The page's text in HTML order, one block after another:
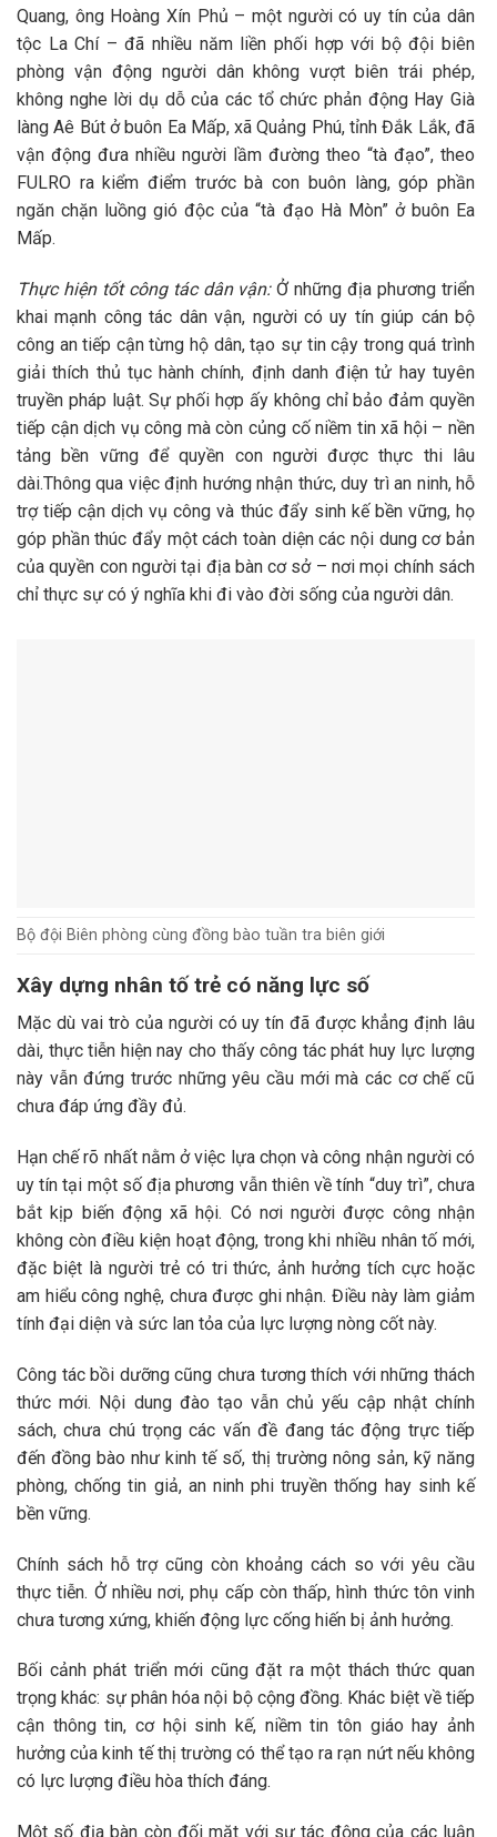
Quang, ông Hoàng Xín Phủ – một người có uy tín của dân
tộc La Chí – đã nhiều năm liền phối hợp với bộ đội biên
phòng vận động người dân không vượt biên trái phép,
không nghe lời dụ dỗ của các tổ chức phản động Hay Già
làng Aê Bút ở buôn Ea Mấp, xã Quảng Phú, tỉnh Đắk Lắk, đã
vận động đưa nhiều người lầm đường theo “tà đạo”, theo
FULRO ra kiểm điểm trước bà con buôn làng, góp phần
ngăn chặn luồng gió độc của “tà đạo Hà Mòn” ở buôn Ea
Mấp.
Thực hiện tốt công tác dân vận:Ở những địa phương triển
khai mạnh công tác dân vận, người có uy tín giúp cán bộ
công an tiếp cận từng hộ dân, tạo sự tin cậy trong quá trình
giải thích thủ tục hành chính, định danh điện tử hay tuyên
truyền pháp luật. Sự phối hợp ấy không chỉ bảo đảm quyền
tiếp cận dịch vụ công mà còn củng cố niềm tin xã hội – nền
tảng bền vững để quyền con người được thực thi lâu
dài.Thông qua việc định hướng nhận thức, duy trì an ninh, hỗ
trợ tiếp cận dịch vụ công và thúc đẩy sinh kế bền vững, họ
góp phần thúc đẩy một cách toàn diện các nội dung cơ bản
của quyền con người tại địa bàn cơ sở – nơi mọi chính sách
chỉ thực sự có ý nghĩa khi đi vào đời sống của người dân.
Bộ đội Biên phòng cùng đồng bào tuần tra biên giới
Xây dựng nhân tố trẻ có năng lực số
Mặc dù vai trò của người có uy tín đã được khẳng định lâu
dài, thực tiễn hiện nay cho thấy công tác phát huy lực lượng
này vẫn đứng trước những yêu cầu mới mà các cơ chế cũ
chưa đáp ứng đầy đủ.
Hạn chế rõ nhất nằm ở việc lựa chọn và công nhận người có
uy tín tại một số địa phương vẫn thiên về tính “duy trì”, chưa
bắt kịp biến động xã hội. Có nơi người được công nhận
không còn điều kiện hoạt động, trong khi nhiều nhân tố mới,
đặc biệt là người trẻ có tri thức, ảnh hưởng tích cực hoặc
am hiểu công nghệ, chưa được ghi nhận. Điều này làm giảm
tính đại diện và sức lan tỏa của lực lượng nòng cốt này.
Công tác bồi dưỡng cũng chưa tương thích với những thách
thức mới. Nội dung đào tạo vẫn chủ yếu cập nhật chính
sách, chưa chú trọng các vấn đề đang tác động trực tiếp
đến đồng bào như kinh tế số, thị trường nông sản, kỹnăng
phòng, chống tin giả, an ninh phi truyền thống hay sinh kế
bền vững.
Chính sách hỗ trợ cũng còn khoảng cách so với yêu cầu
thực tiễn. Ở nhiều nơi, phụ cấp còn thấp, hình thức tôn vinh
chưa tương xứng, khiến động lực cống hiến bị ảnh hưởng.
Bối cảnh phát triển mới cũng đặt ra một thách thức quan
trọng khác: sự phân hóa nội bộ cộng đồng. Khác biệt về tiếp
cận thông tin, cơ hội sinh kế, niềm tin tôn giáo hay ảnh
hưởng của kinh tế thị trường có thể tạo ra rạn nứt nếu không
có lực lượng điều hòa thích đáng.
Một số địa bàn còn đối mặt với sự tác động của các luận